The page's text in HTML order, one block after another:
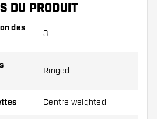
DU PRODUIT
3
Ringed
Centre weighted